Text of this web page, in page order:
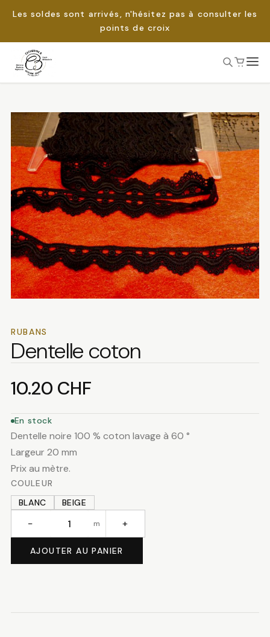
Les soldes sont arrivés, n'hésitez pas à consulter les
points de croix
Passer
RUBANS
Dentelle coton
10.20 CHF
En stock
Dentelle noire 100 % coton lavage à 60 °
Largeur 20 mm
Prix au mètre.
COULEUR
BLANC
BEIGE
Dentelle
− m +
AJOUTER AU PANIER